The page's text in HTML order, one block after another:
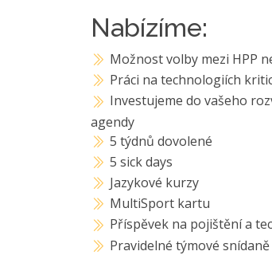
Nabízíme:
Možnost volby mezi HPP
Práci na technologiích
Investujeme do vašeho
agendy
5 týdnů dovolené
5 sick days
Jazykové kurzy
MultiSport kartu
Příspěvek na pojištění a
Pravidelné týmové snídaně